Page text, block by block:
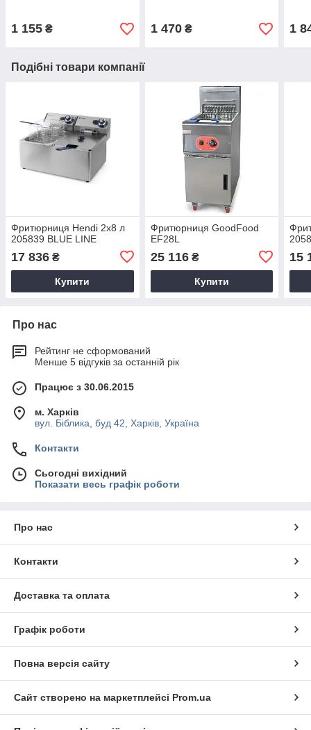
1 155 ₴ 1 470₴ 1
Подібні товари компанії
Фритюрниця Hendi 2x8 л
205839 BLUE LINE
17 836 ₴
Купити
Фритюрниця GoodFood
EF28L
25 116₴
Купити
15
Про нас
Рейтинг не сформований
Менше 5 відгуків за останній рік
Працює з 30.06.2015
м. Харків
вул. Біблика, буд 42, Харків, Україна
Контакти
Сьогодні вихідний
Показати весь графік роботи
Про нас
Контакти
Доставка та оплата
Графік роботи
Повна версія сайту
Сайт створено на маркетплейсі Prom.ua